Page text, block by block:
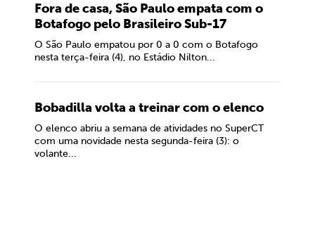
Fora de casa, São Paulo empata com o
Botafogo pelo Brasileiro Sub-17
O São Paulo empatou por 0 a 0 com o Botafogo
nesta terça-feira (4), no Estádio Nilton...
Bobadilla volta a treinar com o elenco
O elenco abriu a semana de atividades no SuperCT
com uma novidade nesta segunda-feira (3): o
volante...